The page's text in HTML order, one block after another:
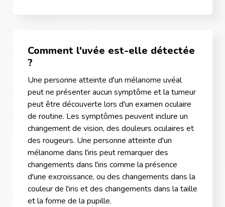
Comment l'uvée est-elle détectée
?
Une personne atteinte d'un mélanome uvéal
peut ne présenter aucun symptôme et la tumeur
peut être découverte lors d'un examen oculaire
de routine. Les symptômes peuvent inclure un
changement de vision, des douleurs oculaires et
des rougeurs. Une personne atteinte d'un
mélanome dans l'iris peut remarquer des
changements dans l'iris comme la présence
d'une excroissance, ou des changements dans la
couleur de l'iris et des changements dans la taille
et la forme de la pupille.